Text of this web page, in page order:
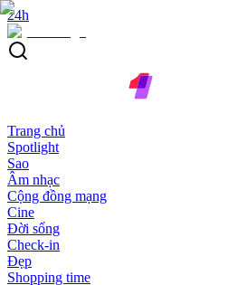
24h
Trang chủ
Spotlight
Sao
Âm nhạc
Cộng đồng mạng
Cine
Đời sống
Check-in
Đẹp
Shopping time